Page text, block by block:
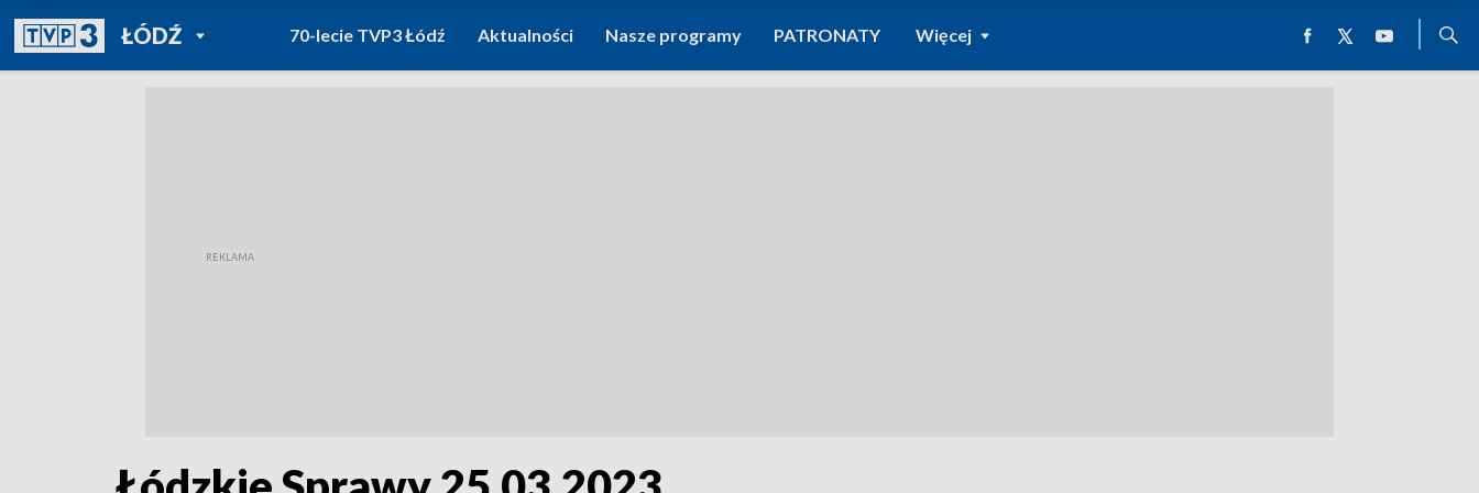
ŁÓDŹPOWRÓT DO
TVP REGIONY
70-lecie TVP3 Łódź Aktualności Nasze programy PATRONATY Więcej